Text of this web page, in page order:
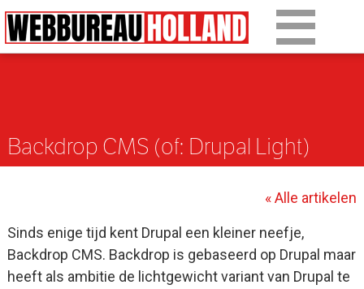
Backdrop CMS (of: Drupal Light)
Over Drupal
Artikelen
Tarieven
« Alle artikelen
Sinds enige tijd kent Drupal een kleiner neefje,
Backdrop CMS. Backdrop is gebaseerd op Drupal maar
heeft als ambitie de lichtgewicht variant van Drupal te